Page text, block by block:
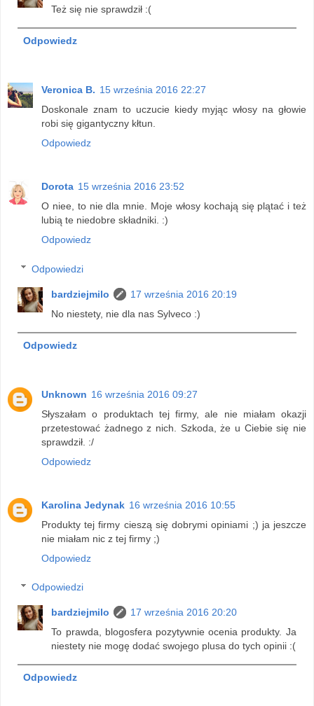
Też się nie sprawdził :(
Odpowiedz
Veronica B. 15 września 2016 22:27
Doskonale znam to uczucie kiedy myjąc włosy na głowie
robi się gigantyczny kłtun.
Odpowiedz
Dorota 15 września 2016 23:52
O niee, to nie dla mnie. Moje włosy kochają się plątać i też
lubią te niedobre składniki. :)
Odpowiedz
Odpowiedzi
bardziejmilo
17 września 2016 20:19
No niestety, nie dla nas Sylveco :)
Odpowiedz
Unknown 16 września 2016 09:27
Słyszałam o produktach tej firmy, ale nie miałam okazji
przetestować żadnego z nich. Szkoda, że u Ciebie się nie
sprawdził. :/
Odpowiedz
Karolina Jedynak 16 września 2016 10:55
Produkty tej firmy cieszą się dobrymi opiniami ;) ja jeszcze
nie miałam nic z tej firmy ;)
Odpowiedz
Odpowiedzi
bardziejmilo
17 września 2016 20:20
To prawda, blogosfera pozytywnie ocenia produkty. Ja
niestety nie mogę dodać swojego plusa do tych opinii :(
Odpowiedz